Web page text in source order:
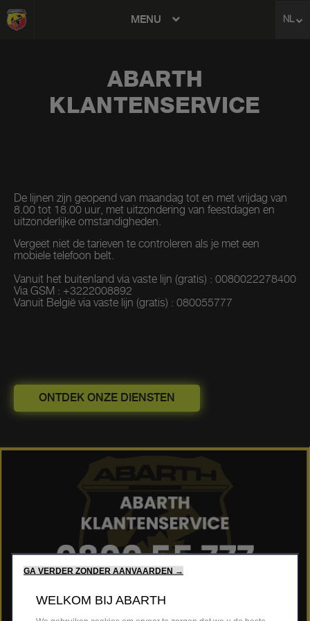
MENU NL
ABARTH
KLANTENSERVICE
De lijnen zijn geopend van maandag tot en met vrijdag van
8.00 tot 18.00 uur, met uitzondering van feestdagen en
uitzonderlijke omstandigheden.
Vergeet niet de tarieven te controleren als je met een
mobiele telefoon belt.
Vanuit het buitenland via vaste lijn (gratis) : 0080022278400
Via GSM : +3222008892
Vanuit België via vaste lijn (gratis) : 080055777
ONTDEK ONZE DIENSTEN
GA VERDER ZONDER AANVAARDEN →
WELKOM BIJ ABARTH